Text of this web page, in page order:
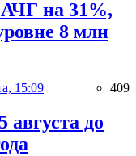
на 31%,
8 млн
15:09 409
августа до